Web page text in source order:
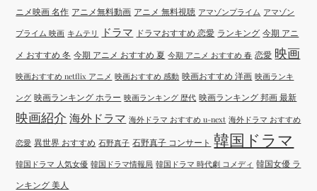
ニメ映画 名作 アニメ無料動画 アニメ 無料視聴 アマゾンプライム アマゾン
プライム 映画 キムテリ ドラマ ドラマおすすめ 恋愛 ランキング 今期 アニ
メ おすすめ 冬 今期 アニメ おすすめ 夏 今期 アニメ おすすめ 春 恋愛 映画
映画おすすめ netflix アニメ 映画おすすめ 感動 映画おすすめ 洋画 映画ランキ
ング 映画ランキング ホラー 映画ランキング 歴代 映画ランキング 邦画 最新
映画紹介 海外ドラマ 海外ドラマ おすすめ u-next 海外ドラマ おすすめ
恋愛 異世界 おすすめ 石野真子 石野真子 コンサート 韓国ドラマ
韓国ドラマ 人気女優 韓国ドラマ情報局 韓国ドラマ 時代劇 コメディ 韓国女優 ラ
ンキング 美人